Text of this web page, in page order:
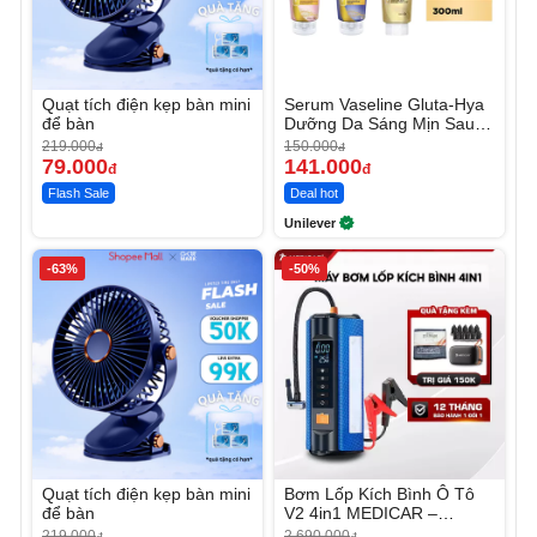
Quạt tích điện kẹp bàn mini
để bàn
219.000đ
79.000đ
Flash Sale
Serum Vaseline Gluta-Hya
Dưỡng Da Sáng Mịn Sau 7
Ngày
150.000đ
141.000đ
Deal hot
Unilever
-63%
Quạt tích điện kẹp bàn mini
để bàn
-50%
Bơm Lốp Kích Bình Ô Tô
V2 4in1 MEDICAR –
12.000mAh